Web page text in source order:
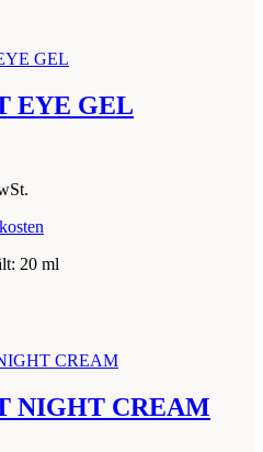
EYE GEL
20 ml
NIGHT CREAM